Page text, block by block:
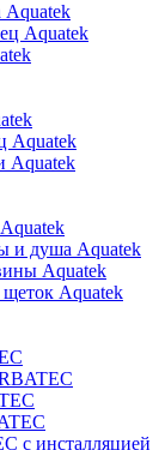
Aquatek
Aquatek
Aquatek
Aquatek
и душа Aquatek
Aquatek
Aquatek
с инсталляцией